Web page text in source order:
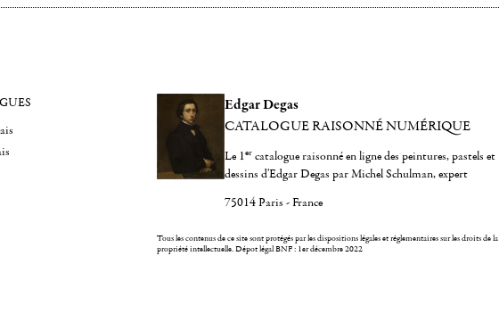
Edgar Degas
CATALOGUE RAISONNÉ NUMÉRIQUE
Le 1er catalogue raisonné en ligne des peintures, pastels et
dessins d'Edgar Degas par Michel Schulman, expert
75014 Paris - France
Tous les contenus de ce site sont protégés par les dispositions légales et réglementaires sur les droits de la
propriété intellectuelle.Dépot légal BNF : 1er décembre 2022